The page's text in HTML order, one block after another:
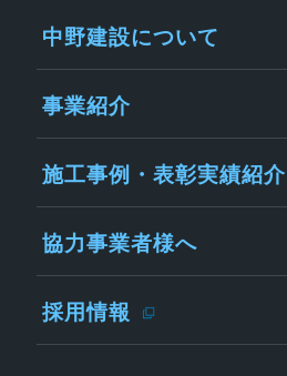
中野建設について
事業紹介
施工事例・表彰実績紹介
協力事業者様へ
採用情報